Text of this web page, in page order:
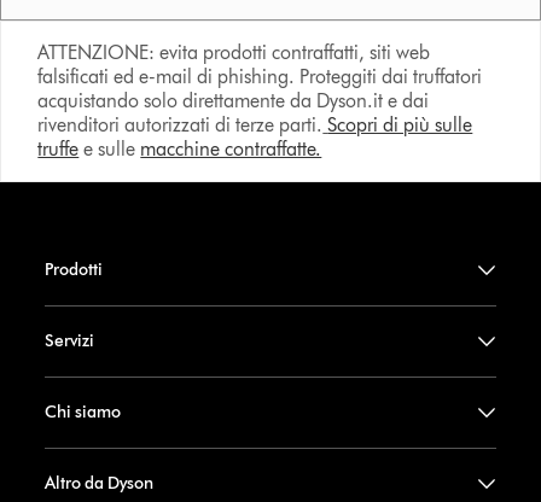
ATTENZIONE: evita prodotti contraffatti, siti web
falsificati ed e-mail di phishing. Proteggiti dai truffatori
acquistando solo direttamente da Dyson.it e dai
rivenditori autorizzati di terze parti. Scopri di più sulle
truffe e sulle macchine contraffatte.
Prodotti
Servizi
Chi siamo
Altro da Dyson